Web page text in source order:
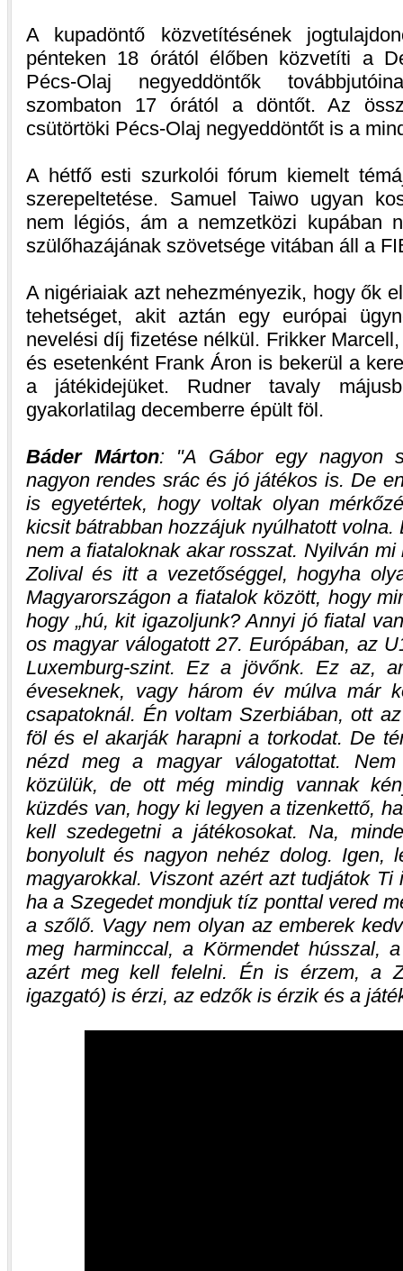
A kupadöntő közvetítésének
pénteken 18 órától élőben közvetíti a
Pécs-Olaj negyeddöntők
szombaton 17 órától a döntőt. Az
csütörtöki Pécs-Olaj negyeddöntőt is a
A hétfő esti szurkolói fórum kiemelt
szerepeltetése. Samuel Taiwo ugyan
nem légiós, ám a nemzetközi kupában
szülőhazájának szövetsége vitában áll a
A nigériaiak azt nehezményezik, hogy ők
tehetséget, akit aztán egy európai
nevelési díj fizetése nélkül. Frikker
és esetenként Frank Áron is bekerül a
a játékidejüket. Rudner tavaly
gyakorlatilag decemberre épült föl.
Báder Márton:
A Gábor egy nagyon
nagyon rendes srác és jó játékos is. De
is egyetértek, hogy voltak olyan
kicsit bátrabban hozzájuk nyúlhatott
nem a fiataloknak akar rosszat. Nyilván
Zolival és itt a vezetőséggel, hogyha
Magyarországon a fiatalok között, hogy
hogy „hú, kit igazoljunk? Annyi jó fiatal
os magyar válogatott 27. Európában, az
Luxemburg-szint. Ez a jövőnk. Ez az,
éveseknek, vagy három év múlva már
csapatoknál. Én voltam Szerbiában, ott
föl és el akarják harapni a torkodat. De
nézd meg a magyar válogatottat.
közülük, de ott még mindig vannak
küzdés van, hogy ki legyen a tizenkettő,
kell szedegetni a játékosokat. Na,
bonyolult és nagyon nehéz dolog. Igen,
magyarokkal. Viszont azért azt tudjátok
ha a Szegedet mondjuk tíz ponttal vered
a szőlő. Vagy nem olyan az emberek
meg harminccal, a Körmendet hússzal,
azért meg kell felelni. Én is érzem, a
igazgató) is érzi, az edzők is érzik és a